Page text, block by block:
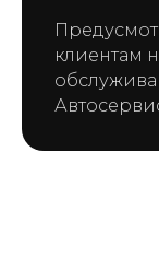
клиентам